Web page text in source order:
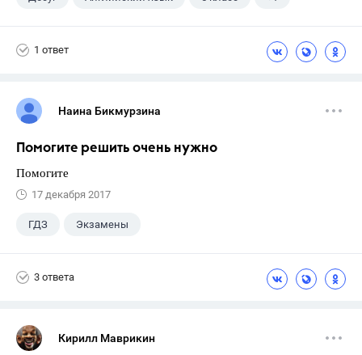
1 ответ
Наина Бикмурзина
Помогите решить очень нужно
Помогите
17 декабря 2017
ГДЗ Экзамены
3 ответа
Кирилл Маврикин